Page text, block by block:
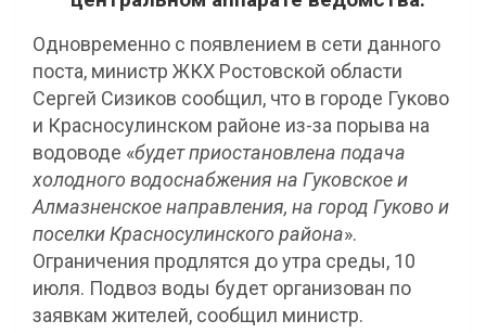
Одновременно с появлением в сети данного
поста, министр ЖКХ Ростовской области
Сергей Сизиков сообщил, что в городе Гуково
и Красносулинском районе из-за порыва на
водоводе «будет приостановлена подача
холодного водоснабжения на Гуковское и
Алмазненское направления, на город Гуково и
поселки Красносулинского района».
Ограничения продлятся до утра среды, 10
июля. Подвоз воды будет организован по
заявкам жителей, сообщил министр.